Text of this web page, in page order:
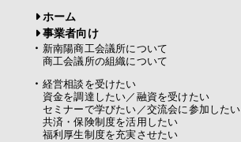
ホーム
事業者向け
新南陽商工会議所について
商工会議所の組織について
経営相談を受けたい
資金を調達したい／融資を受けたい
セミナーで学びたい／交流会に参加したい
共済・保険制度を活用したい
福利厚生制度を充実させたい